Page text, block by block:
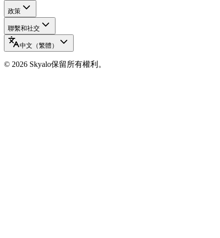
政策
聯繫和社交
中文（繁體）
© 2026 Skyalo保留所有權利。